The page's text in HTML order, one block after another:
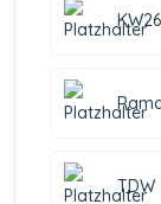
TDW